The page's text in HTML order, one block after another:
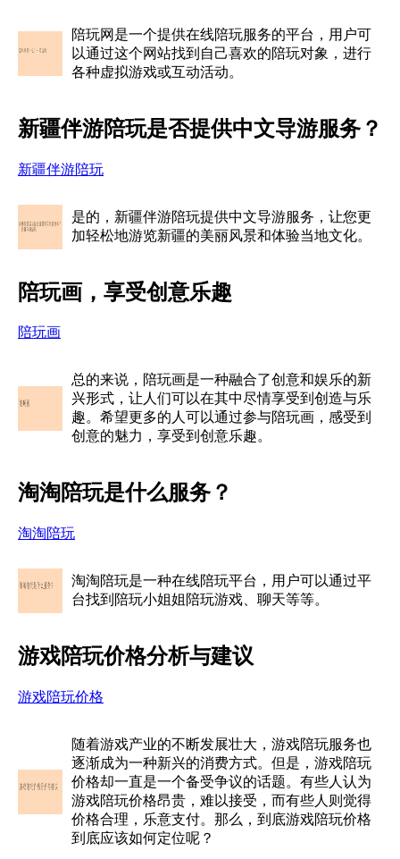
陪玩网是一个提供在线陪玩服务的平台，用户可
以通过这个网站找到自己喜欢的陪玩对象，进行
各种虚拟游戏或互动活动。
新疆伴游陪玩是否提供中文导游服务？
新疆伴游陪玩
是的，新疆伴游陪玩提供中文导游服务，让您更
加轻松地游览新疆的美丽风景和体验当地文化。
陪玩画，享受创意乐趣
陪玩画
总的来说，陪玩画是一种融合了创意和娱乐的新
兴形式，让人们可以在其中尽情享受到创造与乐
趣。希望更多的人可以通过参与陪玩画，感受到
创意的魅力，享受到创意乐趣。
淘淘陪玩是什么服务？
淘淘陪玩
淘淘陪玩是一种在线陪玩平台，用户可以通过平
台找到陪玩小姐姐陪玩游戏、聊天等等。
游戏陪玩价格分析与建议
游戏陪玩价格
随着游戏产业的不断发展壮大，游戏陪玩服务也
逐渐成为一种新兴的消费方式。但是，游戏陪玩
价格却一直是一个备受争议的话题。有些人认为
游戏陪玩价格昂贵，难以接受，而有些人则觉得
价格合理，乐意支付。那么，到底游戏陪玩价格
到底应该如何定位呢？